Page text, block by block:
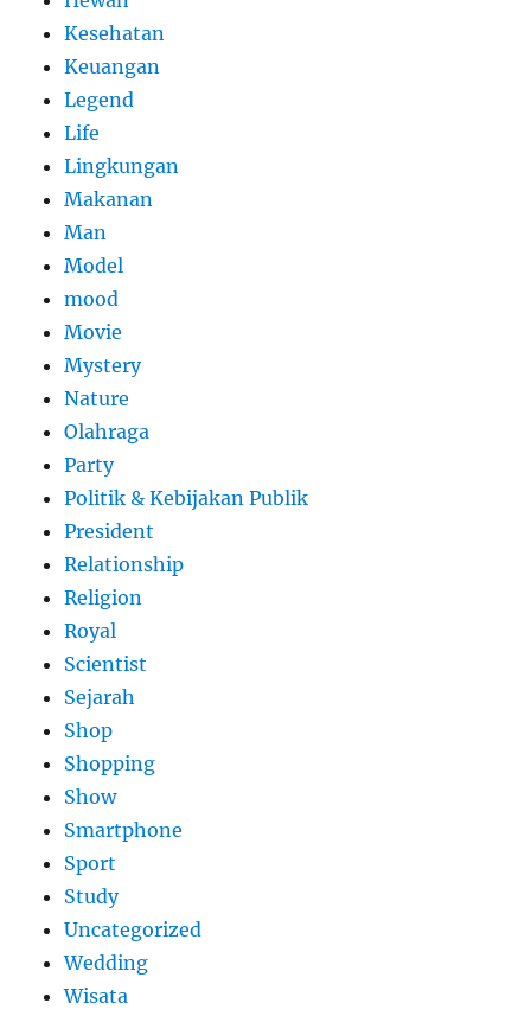
Kesehatan
Keuangan
Legend
Life
Lingkungan
Makanan
Man
Model
mood
Movie
Mystery
Nature
Olahraga
Party
Politik & Kebijakan Publik
President
Relationship
Religion
Royal
Scientist
Sejarah
Shop
Shopping
Show
Smartphone
Sport
Study
Uncategorized
Wedding
Wisata